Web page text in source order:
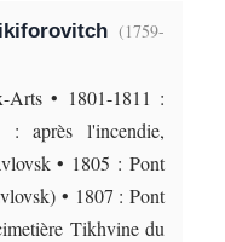
(1759-
Arts • 1801-1811 :
: après l'incendie,
• 1805 : Pont
• 1807 : Pont
Tikhvine du